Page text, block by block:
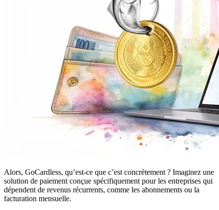
Alors, GoCardless, qu’est-ce que c’est concrètement ? Imaginez une
solution de paiement conçue spécifiquement pour les entreprises qui
dépendent de revenus récurrents, comme les abonnements ou la
facturation mensuelle.